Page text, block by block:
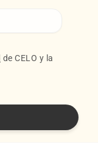
de CELO y la